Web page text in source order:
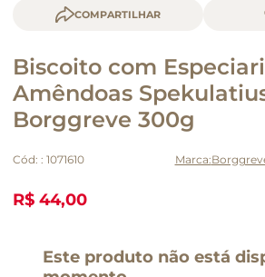
COMPARTILHAR
Biscoito com
Amêndoas
Borggreve 300g
Cód: : 1071610
R$ 44,00
Este produto não está